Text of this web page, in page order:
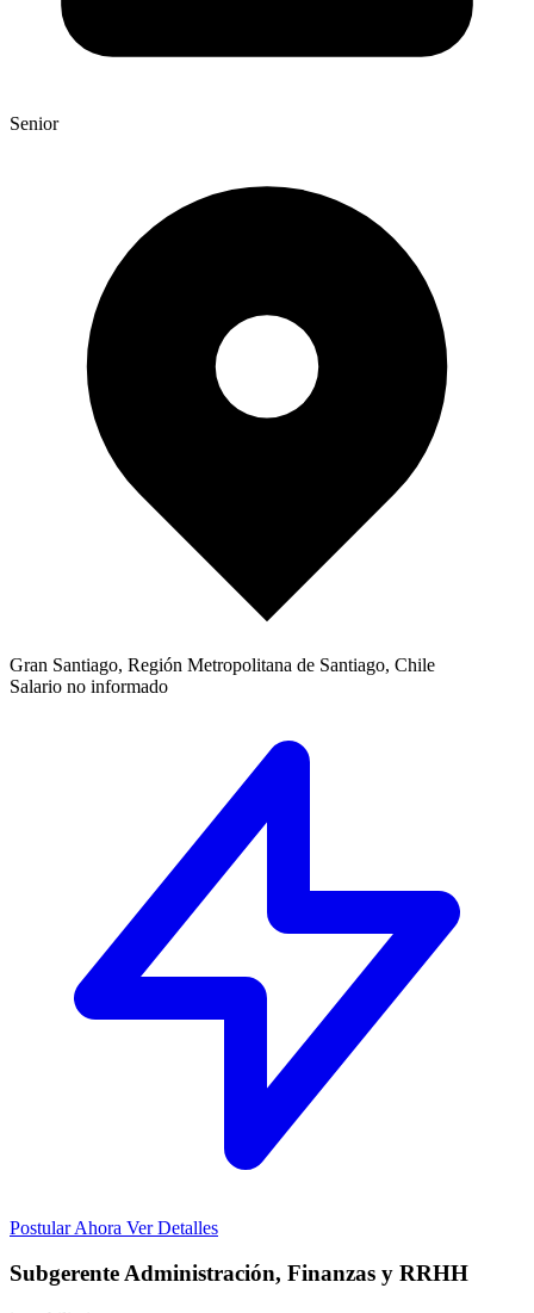
Senior
Gran Santiago, Región Metropolitana de Santiago, Chile
Salario no informado
Postular Ahora Ver Detalles
Subgerente Administración, Finanzas y RRHH